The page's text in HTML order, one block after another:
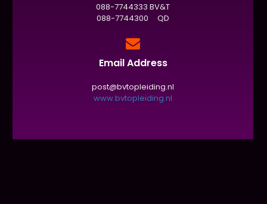
088-7744333 BV&T
088-7744300 QD
Email Address
post@bvtopleiding.nl
www.bvtopleiding.nl